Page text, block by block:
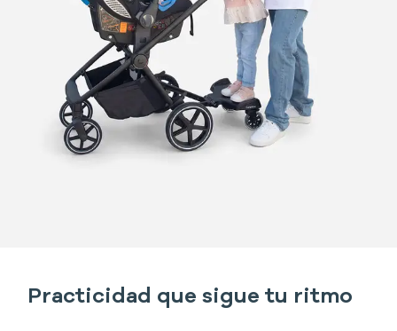
Practicidad que sigue tu ritmo